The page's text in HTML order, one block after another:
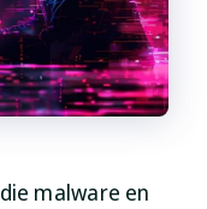
malware en